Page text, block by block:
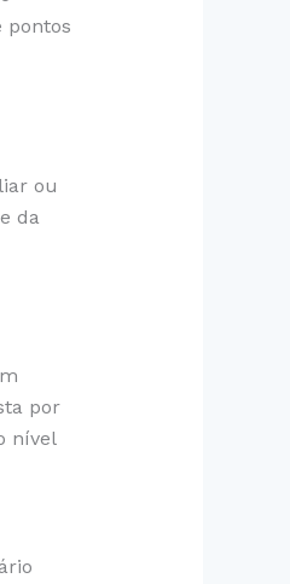
pontos
ou
da
por
nível